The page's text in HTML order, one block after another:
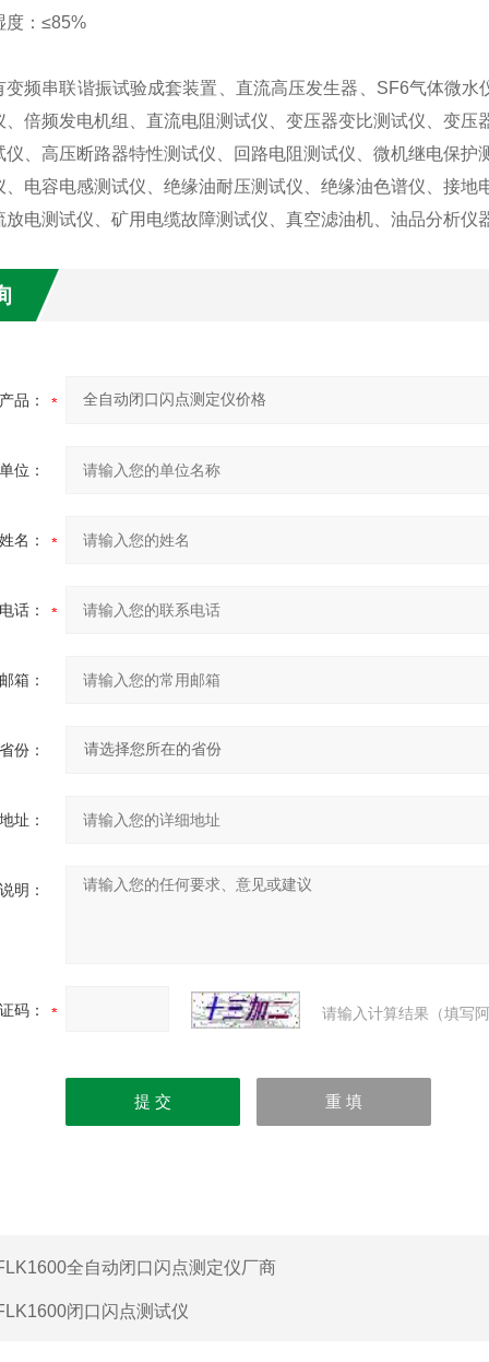
度：≤85%
变频串联谐振试验成套装置、直流高压发生器、SF6气体微
、倍频发电机组、直流电阻测试仪、变压器变比测试仪、变
仪、高压断路器特性测试仪、回路电阻测试仪、微机继电保
、电容电感测试仪、绝缘油耐压测试仪、绝缘油色谱仪、接
放电测试仪、矿用电缆故障测试仪、真空滤油机、油品分析仪
产品：
位：
名：
话：
箱：
省份：
址：
明：
码： 请输入计算结果（填写
全自动闭口闪点测定仪厂商
闭口闪点测试仪